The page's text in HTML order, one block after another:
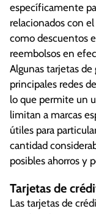
específicamente
relacionados con
como descuentos
reembolsos en
Algunas tarjetas de
principales redes
lo que permite un
limitan a marcas
útiles para
cantidad
posibles ahorros y
Tarjetas de
Las tarjetas de